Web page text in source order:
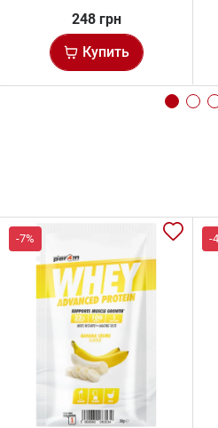
248 грн
Купить
-7% -